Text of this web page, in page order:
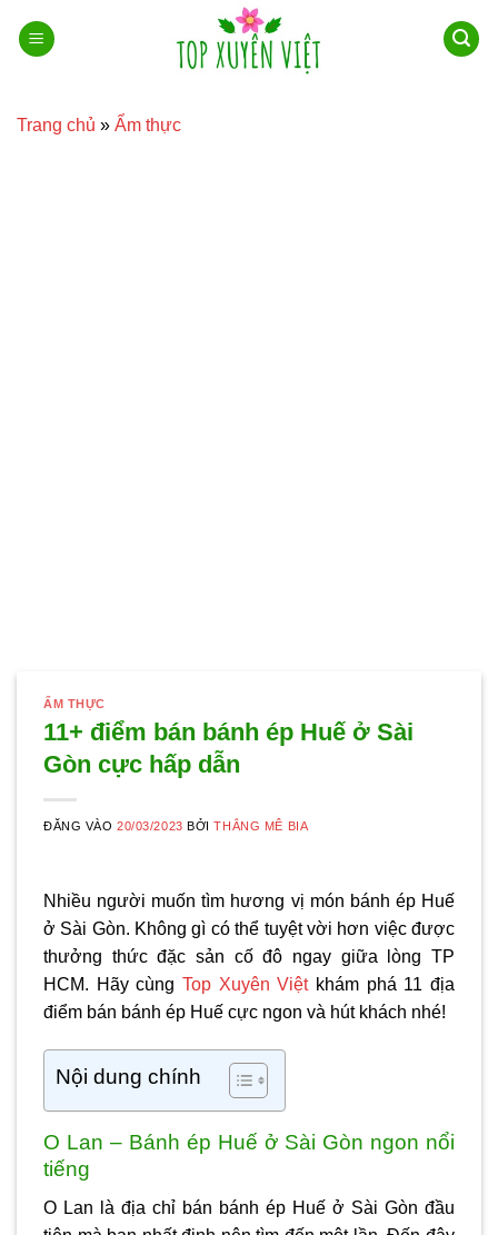
qua
Trang chủ » Ẩm thực
ẨM THỰC
11+ điểm bán bánh ép Huế ở Sài
Gòn cực hấp dẫn
ĐĂNG VÀO20/03/2023 BỞITHẮNG MÊ BIA
Nhiều người muốn tìm hương vị món bánh ép Huế
ở Sài Gòn. Không gì có thể tuyệt vời hơn việc được
thưởng thức đặc sản cố đô ngay giữa lòng TP
HCM. Hãy cùng Top Xuyên Việtkhám phá 11 địa
điểm bán bánh ép Huế cực ngon và hút khách nhé!
Nội dung chính
O Lan – Bánh ép Huế ở Sài Gòn ngon nổi
tiếng
O Lan là địa chỉ bán bánh ép Huế ở Sài Gòn đầu